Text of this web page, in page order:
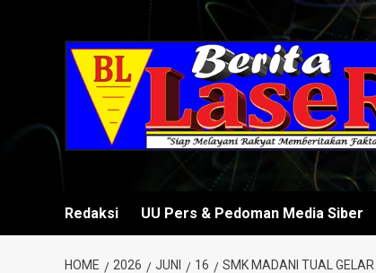
Redaksi UU Pers & Pedoman Media Siber
HOME 2026 JUNI 16 SMK MADANI TUAL